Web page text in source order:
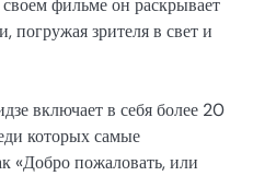
фильме он раскрывает
погружая зрителя в свет и
включает в себя более 20
которых самые
«Добро пожаловать, или